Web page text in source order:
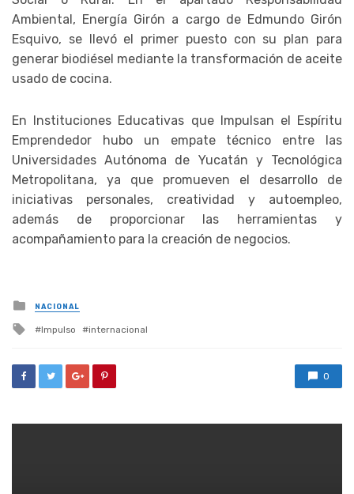
Ambiental, Energía Girón a cargo de Edmundo Girón
Esquivo, se llevó el primer puesto con su plan para
generar biodiésel mediante la transformación de aceite
usado de cocina.
En Instituciones Educativas que Impulsan el Espíritu
Emprendedor hubo un empate técnico entre las
Universidades Autónoma de Yucatán y Tecnológica
Metropolitana, ya que promueven el desarrollo de
iniciativas personales, creatividad y autoempleo,
además de proporcionar las herramientas y
acompañamiento para la creación de negocios.
Posted
in
NACIONAL
Tagged
Impulso internacional
0